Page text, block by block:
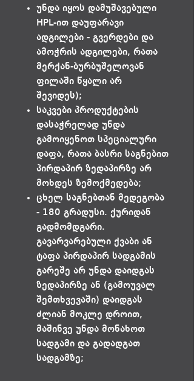
უნდა იყოს დამუშავებული
HPL-ით დაუფარავი
ადგილები - გვერდები და
ამოჭრის ადგილები, რათა
მერქან-ბურბუშელოვან
ფილაში წყალი არ
შევიდეს);
საკვები პროდუქტების
დასაჭრელად უნდა
გამოიყენოთ სპეციალური
დაფა, რათა ბასრი საგნებით
პირდაპირ ზედაპირზე არ
მოხდეს ზემოქმედება;
ცხელ საგნებთან მედეგობა
- 180 გრადუსი. ქურიდან
გადმომდგარი.
გავარვარებული ქვაბი ან
ტაფა პირდაპირ სადგამის
გარეშე არ უნდა დაიდგას
ზედაპირზე ან (გამოუვალ
შემთხვევაში) დაიდგას
ძლიან მოკლე დროით,
მაშინვე უნდა მონახოთ
სადგამი და გადადგათ
სადგამზე;